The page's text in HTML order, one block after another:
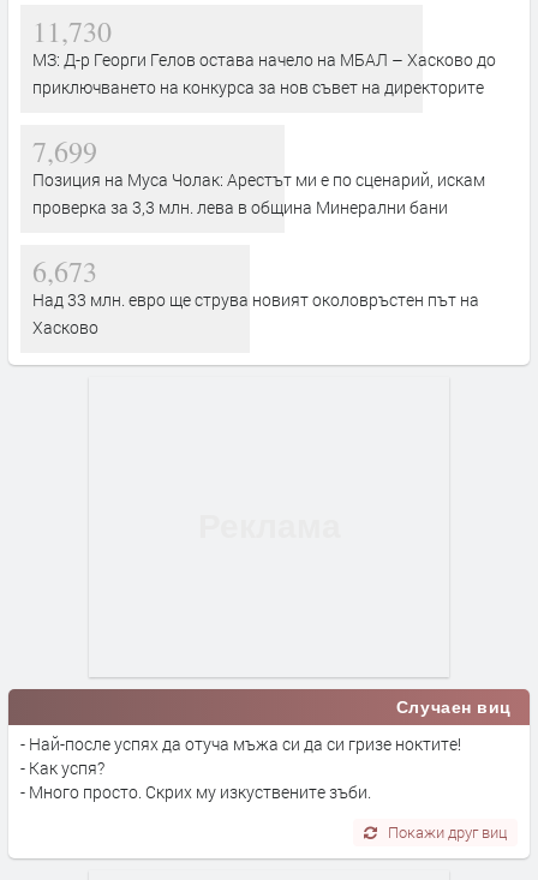
11,730
МЗ: Д-р Георги Гелов остава начело на МБАЛ – Хасково до
приключването на конкурса за нов съвет на директорите
7,699
Позиция на Муса Чолак: Арестът ми е по сценарий, искам
проверка за 3,3 млн. лева в община Минерални бани
6,673
Над 33 млн. евро ще струва новият околовръстен път на
Хасково
Случаен виц
- Най-после успях да отуча мъжа си да си гризе ноктите!
- Как успя?
- Много просто. Скрих му изкуствените зъби.
Покажи друг виц